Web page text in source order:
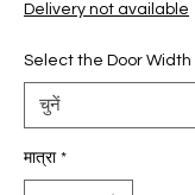
Delivery not available
Select the Door Width
मात्रा *